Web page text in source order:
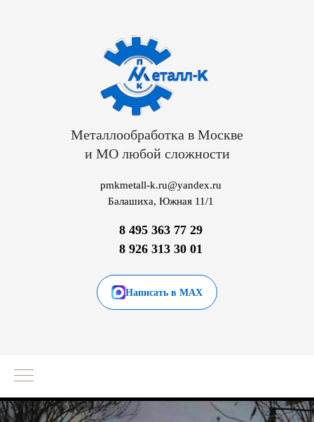
Металлообработка в Москве
и МО любой сложности
pmkmetall-k.ru@yandex.ru
Балашиха, Южная 11/1
8 495 363 77 29
8 926 313 30 01
Написать в MAX